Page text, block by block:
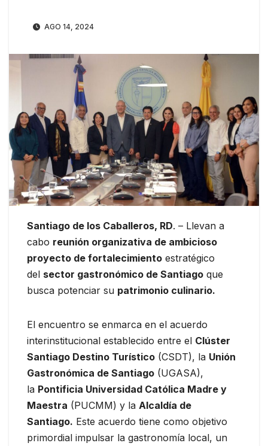
AGO 14, 2024
Santiago de los Caballeros, RD. – Llevan a
cabo reunión organizativa de ambicioso
proyecto de fortalecimiento estratégico
del sector gastronómico de Santiago que
busca potenciar su patrimonio culinario.
El encuentro se enmarca en el acuerdo
interinstitucional establecido entre el Clúster
Santiago Destino Turístico (CSDT), la Unión
Gastronómica de Santiago (UGASA),
la Pontificia Universidad Católica Madre y
Maestra (PUCMM) y la Alcaldía de
Santiago. Este acuerdo tiene como objetivo
primordial impulsar la gastronomía local, un